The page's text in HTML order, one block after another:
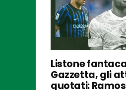
Listone
Gazzetta, gli
quotati: Ramos